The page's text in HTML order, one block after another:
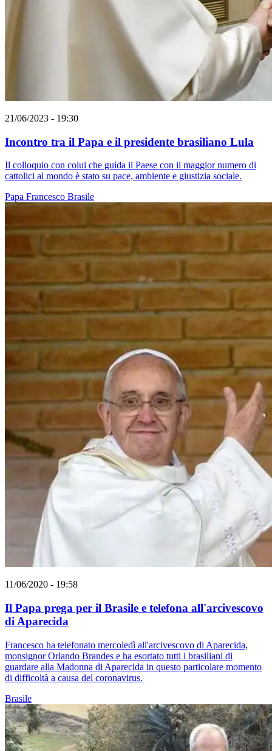
21/06/2023 - 19:30
Incontro tra il Papa e il presidente brasiliano Lula
Il colloquio con colui che guida il Paese con il maggior numero di
cattolici al mondo è stato su pace, ambiente e giustizia sociale.
Papa Francesco Brasile
11/06/2020 - 19:58
Il Papa prega per il Brasile e telefona all'arcivescovo
di Aparecida
Francesco ha telefonato mercoledì all'arcivescovo di Aparecida,
monsignor Orlando Brandes e ha esortato tutti i brasiliani di
guardare alla Madonna di Aparecida in questo particolare momento
di difficoltà a causa del coronavirus.
Brasile